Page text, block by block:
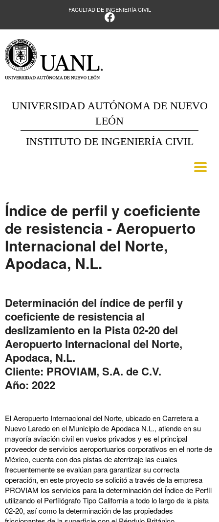
FACULTAD DE INGENIERÍA CIVIL
UNIVERSIDAD AUTÓNOMA DE NUEVO
LEÓN
INSTITUTO DE INGENIERÍA CIVIL
Índice de perfil y coeficiente
de resistencia - Aeropuerto
Internacional del Norte,
Apodaca, N.L.
Determinación del índice de perfil y
coeficiente de resistencia al
deslizamiento en la Pista 02-20 del
Aeropuerto Internacional del Norte,
Apodaca, N.L.
Cliente: PROVIAM, S.A. de C.V.
Año: 2022
El Aeropuerto Internacional del Norte, ubicado en Carretera a
Nuevo Laredo en el Municipio de Apodaca N.L., atiende en su
mayoría aviación civil en vuelos privados y es el principal
proveedor de servicios aeroportuarios corporativos en el norte de
México, cuenta con dos pistas de aterrizaje las cuales
frecuentemente se evalúan para garantizar su correcta
operación, en este proyecto se solicitó a través de la empresa
PROVIAM los servicios para la determinación del Índice de Perfil
utilizando el Perfilógrafo Tipo California a todo lo largo de la pista
02-20, así como la determinación de las propiedades